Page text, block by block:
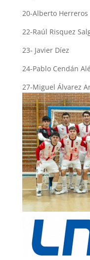
20-Alberto Herreros
22-Raúl Risquez
23- Javier Díez
24-Pablo Cendán
27-Miguel Álvarez